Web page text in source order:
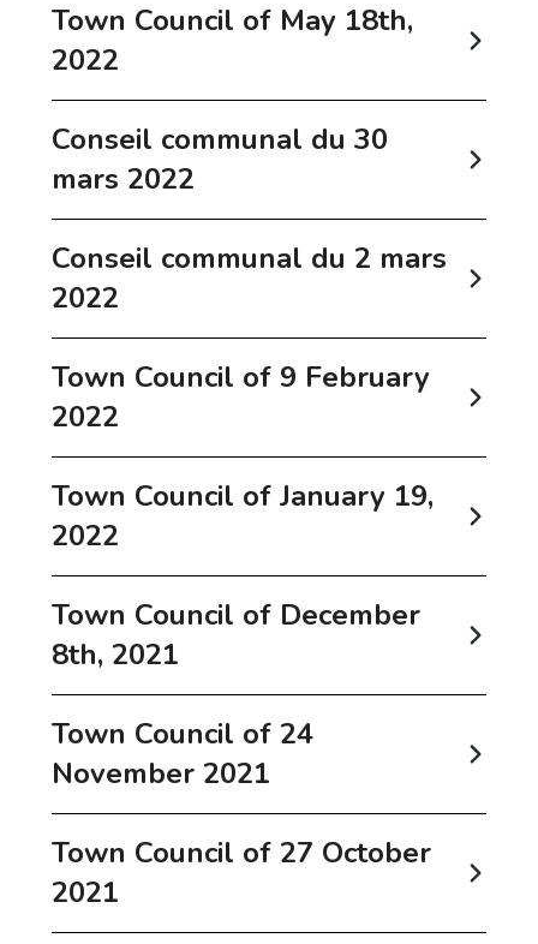
Town Council of May 18th,
2022
Conseil communal du 30
mars 2022
Conseil communal du 2 mars
2022
Town Council of 9 February
2022
Town Council of January 19,
2022
Town Council of December
8th, 2021
Town Council of 24
November 2021
Town Council of 27 October
2021